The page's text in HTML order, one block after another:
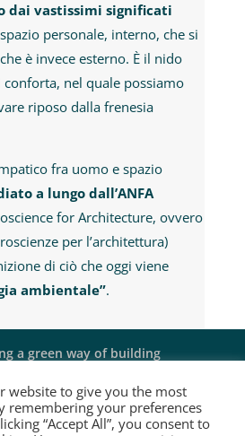
dai vastissimi significati
personale, interno, che si
è invece esterno. È il nido
conforta, nel quale possiamo
riposo dalla frenesia
fra uomo e spazio
a lungo dall’ANFA
for Architecture, ovvero
per l’architettura)
di ciò che oggi viene
ambientale”.
a green way of building
Contatti
website to give you the most
remembering your preferences
“Accept All”, you consent to